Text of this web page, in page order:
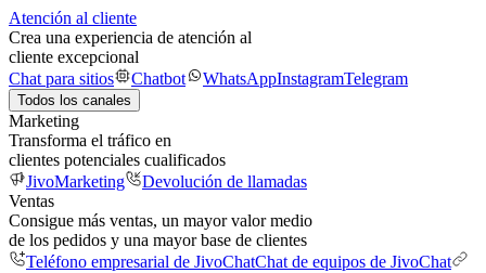
Atención al cliente
Crea una experiencia de atención al
cliente excepcional
Chat para sitios
Chatbot WhatsAppInstagramTelegram
Todos los canales
Marketing
Transforma el tráfico en
clientes potenciales cualificados
JivoMarketing
Devolución de llamadas
Ventas
Consigue más ventas, un mayor valor medio
de los pedidos y una mayor base de clientes
Teléfono empresarial de JivoChatChat de equipos de JivoChat